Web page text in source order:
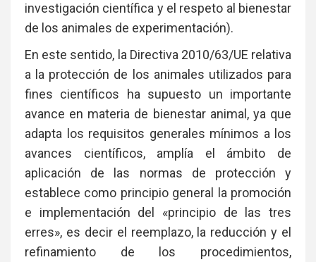
investigación científica y el respeto al bienestar
de los animales de experimentación).
En este sentido, la Directiva 2010/63/UE relativa
a la protección de los animales utilizados para
fines científicos ha supuesto un importante
avance en materia de bienestar animal, ya que
adapta los requisitos generales mínimos a los
avances científicos, amplía el ámbito de
aplicación de las normas de protección y
establece como principio general la promoción
e implementación del «principio de las tres
erres», es decir el reemplazo, la reducción y el
refinamiento de los procedimientos,